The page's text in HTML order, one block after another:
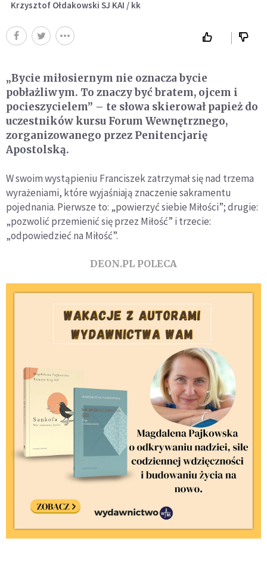
Krzysztof Ołdakowski SJ KAI / kk
„Bycie miłosiernym nie oznacza bycie
pobłażliwym. To znaczy być bratem, ojcem i
pocieszycielem” – te słowa skierował papież do
uczestników kursu Forum Wewnętrznego,
zorganizowanego przez Penitencjarię
Apostolską.
W swoim wystąpieniu Franciszek zatrzymał się nad trzema
wyrażeniami, które wyjaśniają znaczenie sakramentu
pojednania. Pierwsze to: „powierzyć siebie Miłości”; drugie:
„pozwolić przemienić się przez Miłość” i trzecie:
„odpowiedzieć na Miłość”.
DEON.PL POLECA